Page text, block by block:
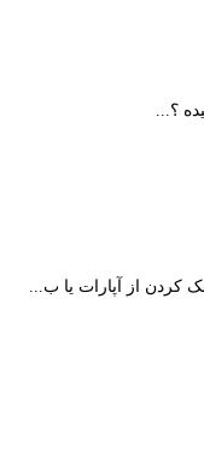
؟...
کردن از آپارات یا ب...